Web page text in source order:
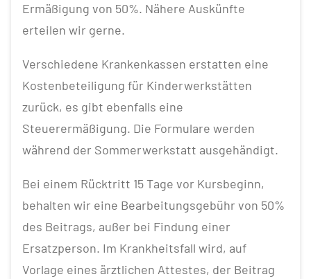
Ermäßigung von 50%. Nähere Auskünfte
erteilen wir gerne.
Verschiedene Krankenkassen erstatten eine
Kostenbeteiligung für Kinderwerkstätten
zurück, es gibt ebenfalls eine
Steuerermäßigung. Die Formulare werden
während der Sommerwerkstatt ausgehändigt.
Bei einem Rücktritt 15 Tage vor Kursbeginn,
behalten wir eine Bearbeitungsgebühr von 50%
des Beitrags, außer bei Findung einer
Ersatzperson. Im Krankheitsfall wird, auf
Vorlage eines ärztlichen Attestes, der Beitrag